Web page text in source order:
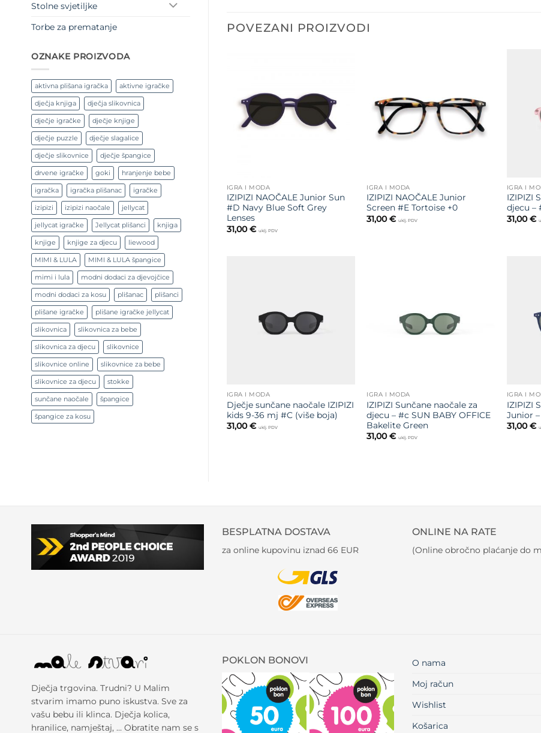
Stolne svjetiljke
Torbe za prematanje
OZNAKE PROIZVODA
aktivna plišana igračka aktivne igračke
dječja knjiga dječja slikovnica
dječje igračke dječje knjige
dječje puzzle dječje slagalice
dječje slikovnice dječje špangice
drvene igračke goki hranjenje bebe
igračka igračka plišanac igračke
izipizi izipizi naočale jellycat
jellycat igračke Jellycat plišanci knjiga
knjige knjige za djecu liewood
MIMI & LULA MIMI & LULA špangice
mimi i lula modni dodaci za djevojčice
modni dodaci za kosu plišanac plišanci
plišane igračke plišane igračke jellycat
slikovnica slikovnica za bebe
slikovnica za djecu slikovnice
slikovnice online slikovnice za bebe
slikovnice za djecu stokke
sunčane naočale špangice
špangice za kosu
POVEZANI PROIZVODI
želja
IGRA I MODA
IZIPIZI NAOČALE Junior Sun
#D Navy Blue Soft Grey
Lenses
31,00€ uklj. PDV
želja
IGRA I MODA
IZIPIZI NAOČALE Junior
Screen #E Tortoise +0
31,00€ uklj. PDV
IGRA I
IZIPIZI
djecu –
31,00€
IGRA I MODA
Dječje sunčane naočale IZIPIZI
kids 9-36 mj #C (više boja)
31,00€ uklj. PDV
IGRA I MODA
IZIPIZI Sunčane naočale za
djecu – #c SUN BABY OFFICE
Bakelite Green
31,00€ uklj. PDV
IGRA I
IZIPIZI
Junior
31,00€
BESPLATNA DOSTAVA
za online kupovinu iznad 66 EUR
ONLINE NA RATE
(Online obročno plaćanje do
Dječja trgovina. Trudni? U Malim
stvarim imamo puno iskustva. Sve za
vašu bebu ili klinca. Dječja kolica,
hranilice, namještaj, … Obratite nam se s
POKLON BONOVI
O nama
Moj račun
Wishlist
Košarica